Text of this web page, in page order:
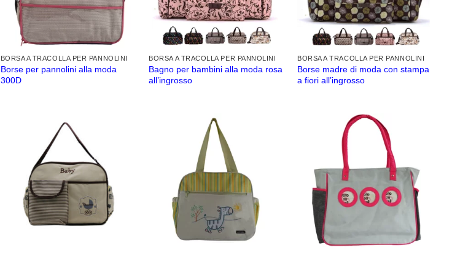
BORSA A TRACOLLA PER PANNOLINI
Borse per pannolini alla moda
300D
BORSA A TRACOLLA PER PANNOLINI
Bagno per bambini alla moda rosa
all’ingrosso
BORSA A TRACOLLA PER PANNOLINI
Borse madre di moda con stampa
a fiori all’ingrosso